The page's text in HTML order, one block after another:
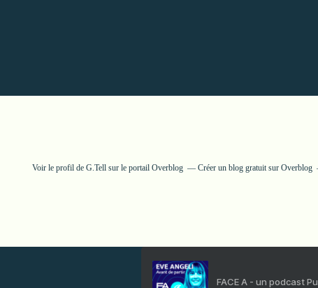
Voir le profil de G.Tell sur le portail Overblog Créer un blog gratuit sur Overblog
FACE A - un podcast